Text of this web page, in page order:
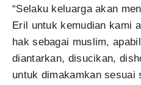
“Selaku keluarga akan
Eril untuk kemudian kami
hak sebagai muslim,
diantarkan, disucikan,
untuk dimakamkan sesuai